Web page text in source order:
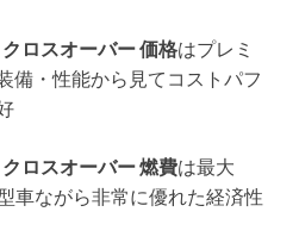
クロスオーバー 価格はプレミ
備・性能から見てコストパフ
クロスオーバー 燃費は最大
車ながら非常に優れた経済性